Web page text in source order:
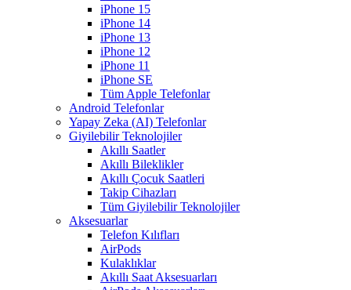
iPhone 15
iPhone 14
iPhone 13
iPhone 12
iPhone 11
iPhone SE
Tüm Apple Telefonlar
Android Telefonlar
Yapay Zeka (AI) Telefonlar
Giyilebilir Teknolojiler
Akıllı Saatler
Akıllı Bileklikler
Akıllı Çocuk Saatleri
Takip Cihazları
Tüm Giyilebilir Teknolojiler
Aksesuarlar
Telefon Kılıfları
AirPods
Kulaklıklar
Akıllı Saat Aksesuarları